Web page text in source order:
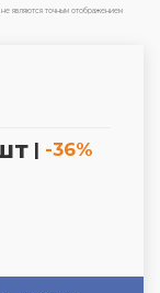
являются точным отображением
| -36%